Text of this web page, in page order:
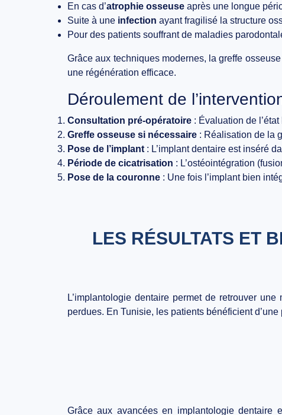
En cas d’atrophie osseuse après une longue
Suite à une infection ayant fragilisé la structure
Pour des patients souffrant de maladies
Grâce aux techniques modernes, la greffe
une régénération efficace.
Déroulement de
Consultation pré-opératoire : Évaluation de
Greffe osseuse si nécessaire : Réalisation de la
Pose de l’implant : L’implant dentaire est inséré
Période de cicatrisation : L’ostéointégration
Pose de la couronne : Une fois l’implant bien
LES RÉSULTATS ET
L’implantologie dentaire permet de retrouver
perdues. En Tunisie, les patients bénéficient
Grâce aux avancées en implantologie